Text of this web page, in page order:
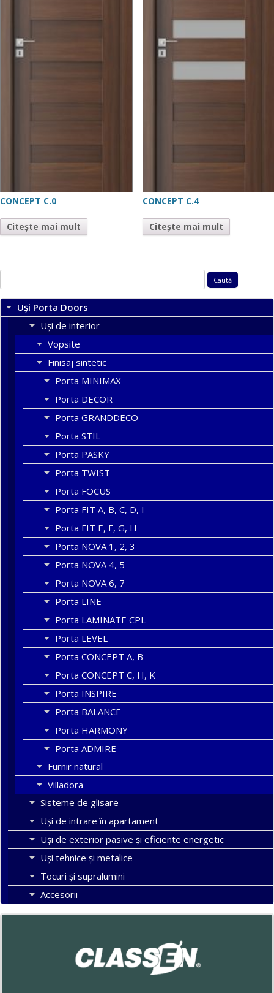
CONCEPT C.0
Citește mai mult
CONCEPT C.4
Citește mai mult
după:
Uși Porta Doors
Uși de interior
Vopsite
Finisaj sintetic
Porta MINIMAX
Porta DECOR
Porta GRANDDECO
Porta STIL
Porta PASKY
Porta TWIST
Porta FOCUS
Porta FIT A, B, C, D, I
Porta FIT E, F, G, H
Porta NOVA 1, 2, 3
Porta NOVA 4, 5
Porta NOVA 6, 7
Porta LINE
Porta LAMINATE CPL
Porta LEVEL
Porta CONCEPT A, B
Porta CONCEPT C, H, K
Porta INSPIRE
Porta BALANCE
Porta HARMONY
Porta ADMIRE
Furnir natural
Villadora
Sisteme de glisare
Uși de intrare în apartament
Uşi de exterior pasive şi eficiente energetic
Uși tehnice și metalice
Tocuri şi supralumini
Accesorii